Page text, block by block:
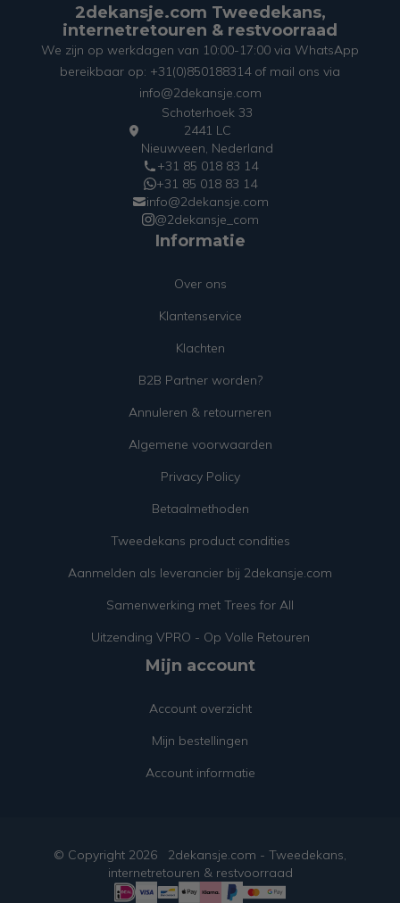
2dekansje.com Tweedekans,
internetretouren & restvoorraad
We zijn op werkdagen van 10:00-17:00 via WhatsApp
bereikbaar op: +31(0)850188314 of mail ons via
info@2dekansje.com
Schoterhoek 33
2441 LC
Nieuwveen, Nederland
+31 85 018 83 14
+31 85 018 83 14
info@2dekansje.com
@2dekansje_com
Informatie
Over ons
Klantenservice
Klachten
B2B Partner worden?
Annuleren & retourneren
Algemene voorwaarden
Privacy Policy
Betaalmethoden
Tweedekans product condities
Aanmelden als leverancier bij 2dekansje.com
Samenwerking met Trees for All
Uitzending VPRO - Op Volle Retouren
Mijn account
Account overzicht
Mijn bestellingen
Account informatie
© Copyright 2026
2dekansje.com - Tweedekans,
internetretouren & restvoorraad